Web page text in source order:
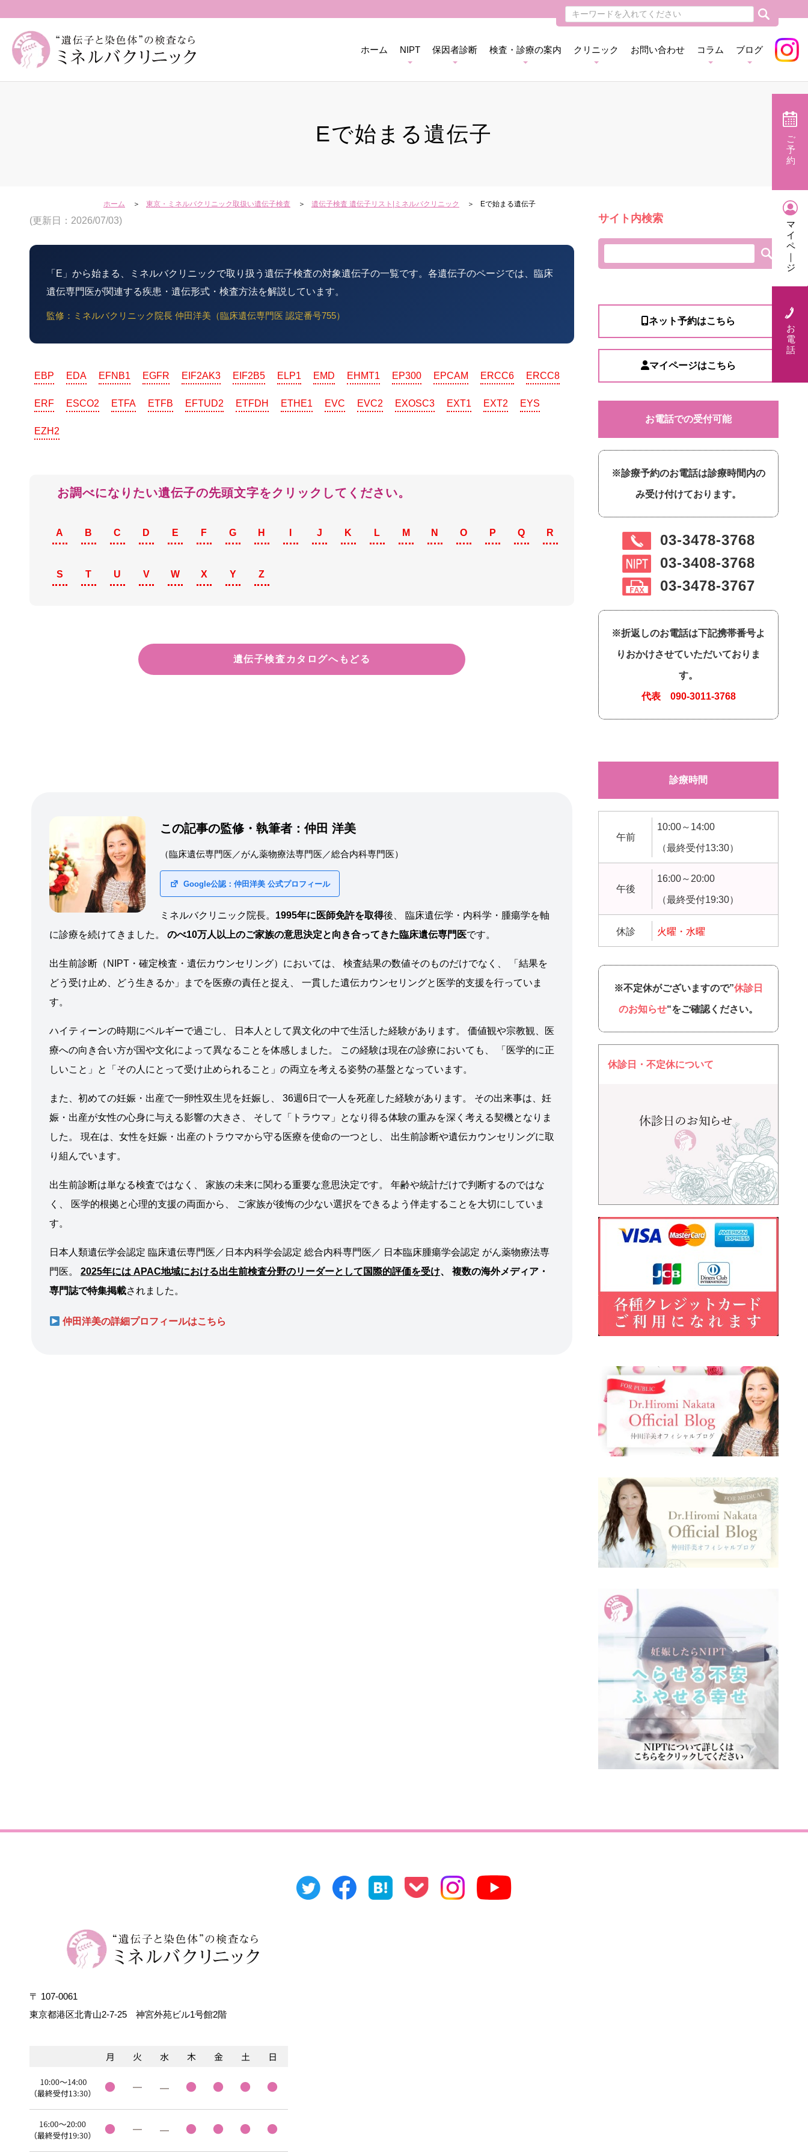
ホーム NIPT 保因者診断 検査・診療の案内 クリニック お問い合わせ コラム ブログ
Eで始まる遺伝子
ホーム 東京・ミネルバクリニック取扱い遺伝子検査 遺伝子検査 遺伝子リスト|ミネルバクリニック Eで始まる遺伝子
(更新日：2026/07/03)
「E」から始まる、ミネルバクリニックで取り扱う遺伝子検査の対象遺伝子の一覧です。各遺伝子のページでは、臨床
遺伝専門医が関連する疾患・遺伝形式・検査方法を解説しています。
監修：ミネルバクリニック院長 仲田洋美（臨床遺伝専門医 認定番号755）
EBP EDA EFNB1 EGFR EIF2AK3 EIF2B5 ELP1 EMD EHMT1 EP300 EPCAM ERCC6 ERCC8
ERF ESCO2 ETFA ETFB EFTUD2 ETFDH ETHE1 EVC EVC2 EXOSC3 EXT1 EXT2 EYS
EZH2
お調べになりたい遺伝子の先頭文字をクリックしてください。
A B C D E F G H J K L M N O P Q R
S T U V W X Y Z
遺伝子検査カタログへもどる
この記事の監修・執筆者：仲田 洋美
（臨床遺伝専門医／がん薬物療法専門医／総合内科専門医）
Google公認：仲田洋美 公式プロフィール
ミネルバクリニック院長。 1995年に医師免許を取得後、 臨床遺伝学・内科学・腫瘍学を軸
に診療を続けてきました。 のべ10万人以上のご家族の意思決定と向き合ってきた臨床遺伝専門医です。
出生前診断（NIPT・確定検査・遺伝カウンセリング）においては、 検査結果の数値そのものだけでなく、 「結果を
どう受け止め、どう生きるか」までを医療の責任と捉え、 一貫した遺伝カウンセリングと医学的支援を行っていま
す。
ハイティーンの時期にベルギーで過ごし、 日本人として異文化の中で生活した経験があります。 価値観や宗教観、医
療への向き合い方が国や文化によって異なることを体感しました。 この経験は現在の診療においても、 「医学的に正
しいこと」と「その人にとって受け止められること」の両立を考える姿勢の基盤となっています。
また、初めての妊娠・出産で一卵性双生児を妊娠し、 36週6日で一人を死産した経験があります。 その出来事は、妊
娠・出産が女性の心身に与える影響の大きさ、 そして「トラウマ」となり得る体験の重みを深く考える契機となりま
した。 現在は、女性を妊娠・出産のトラウマから守る医療を使命の一つとし、 出生前診断や遺伝カウンセリングに取
り組んでいます。
出生前診断は単なる検査ではなく、 家族の未来に関わる重要な意思決定です。 年齢や統計だけで判断するのではな
く、 医学的根拠と心理的支援の両面から、 ご家族が後悔の少ない選択をできるよう伴走することを大切にしていま
す。
日本人類遺伝学会認定 臨床遺伝専門医／日本内科学会認定 総合内科専門医／ 日本臨床腫瘍学会認定 がん薬物療法専
門医。 2025年には APAC地域における出生前検査分野のリーダーとして国際的評価を受け、 複数の海外メディア・
専門誌で特集掲載されました。
仲田洋美の詳細プロフィールはこちら
サイト内検索
ネット予約はこちら
マイページはこちら
お電話での受付可能
※診療予約のお電話は診療時間内の
み受け付けております。
03-3478-3768
03-3408-3768
03-3478-3767
※折返しのお電話は下記携帯番号よ
りおかけさせていただいておりま
す。
代表 090-3011-3768
診療時間
午前
10:00～14:00
（最終受付13:30）
午後
16:00～20:00
（最終受付19:30）
休診 火曜・水曜
※不定休がございますので”休診日
のお知らせ“をご確認ください。
休診日・不定休について
〒 107-0061
東京都港区北青山2-7-25 神宮外苑ビル1号館2階
ご
予
約
マ
イ
ペ
｜
ジ
お
電
話